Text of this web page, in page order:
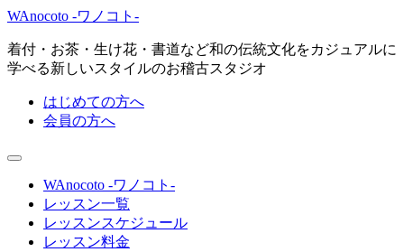
WAnocoto -ワノコト-
着付・お茶・生け花・書道など和の伝統文化をカジュアルに
学べる新しいスタイルのお稽古スタジオ
はじめての方へ
会員の方へ
WAnocoto -ワノコト-
レッスン一覧
レッスンスケジュール
レッスン料金